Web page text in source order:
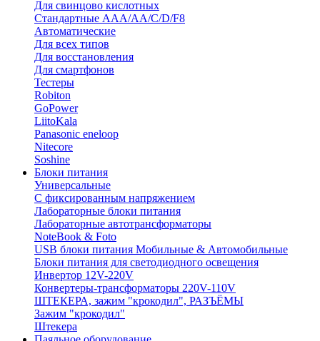
Для свинцово кислотных
Стандартные ААА/АА/С/D/F8
Автоматические
Для всех типов
Для восстановления
Для смартфонов
Тестеры
Robiton
GoPower
LiitoKala
Panasonic eneloop
Nitecore
Soshine
Блоки питания
Универсальные
C фиксированным напряжением
Лабораторные блоки питания
Лабораторные автотрансформаторы
NoteBook & Foto
USB блоки питания Мобильные & Автомобильные
Блоки питания для светодиодного освещения
Инвертор 12V-220V
Конвертеры-трансформаторы 220V-110V
ШТЕКЕРА, зажим "крокодил", РАЗЪЁМЫ
Зажим "крокодил"
Штекера